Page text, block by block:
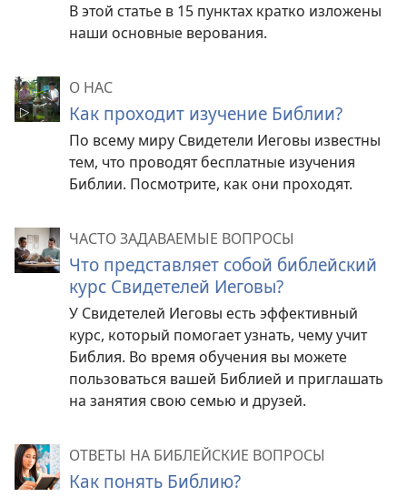
В этой статье в 15 пунктах кратко изложены
наши основные верования.
О НАС
Как проходит изучение Библии?
По всему миру Свидетели Иеговы известны
тем, что проводят бесплатные изучения
Библии. Посмотрите, как они проходят.
ЧАСТО ЗАДАВАЕМЫЕ ВОПРОСЫ
Что представляет собой библейский
курс Свидетелей Иеговы?
У Свидетелей Иеговы есть эффективный
курс, который помогает узнать, чему учит
Библия. Во время обучения вы можете
пользоваться вашей Библией и приглашать
на занятия свою семью и друзей.
ОТВЕТЫ НА БИБЛЕЙСКИЕ ВОПРОСЫ
Как понять Библию?